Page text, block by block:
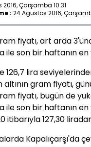
Çarşamba 10:31
: 24 Ağustos 2016,
fiyatı, art arda
ile son bir haftanın
126,7 lira
altının gram fiyatı,
fiyatı, bugün de
ile son bir haftanın
itibarıyla 127,30
Kapalıçarşı'da